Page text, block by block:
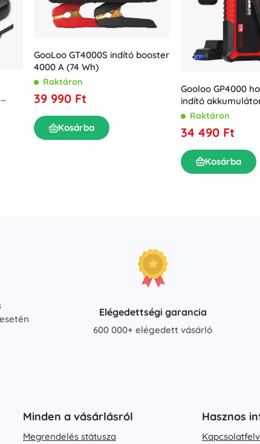
GooLoo GT4000S indító booster
4000 A (74 Wh)
Raktáron
39 990 Ft
Kosárba
Gooloo GP4000
indító
Raktáron
34 490 Ft
Kosárba
Elégedettségi garancia
600 000+ elégedett vásárló
Minden a vásárlásról
Megrendelés státusza
Hasznos